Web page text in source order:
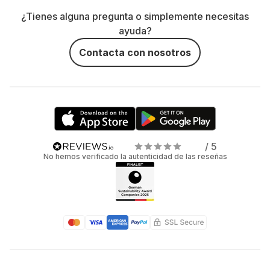
¿Tienes alguna pregunta o simplemente necesitas
ayuda?
Contacta con nosotros
/ 5
No hemos verificado la autenticidad de las reseñas